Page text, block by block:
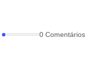
0 Comentários